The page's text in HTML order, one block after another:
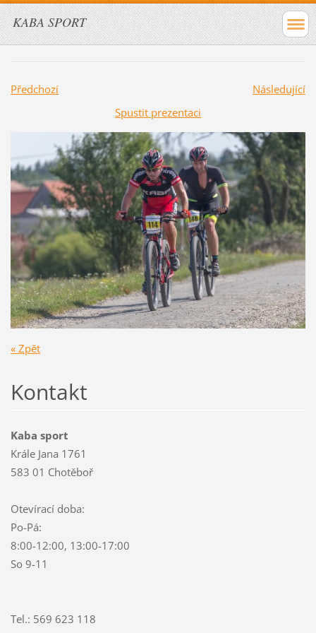
KABA SPORT
Předchozí
Následující
Spustit prezentaci
« Zpět
Kontakt
Kaba sport
Krále Jana 1761
583 01 Chotěboř
Otevírací doba:
Po-Pá:
8:00-12:00, 13:00-17:00
So 9-11
Tel.: 569 623 118